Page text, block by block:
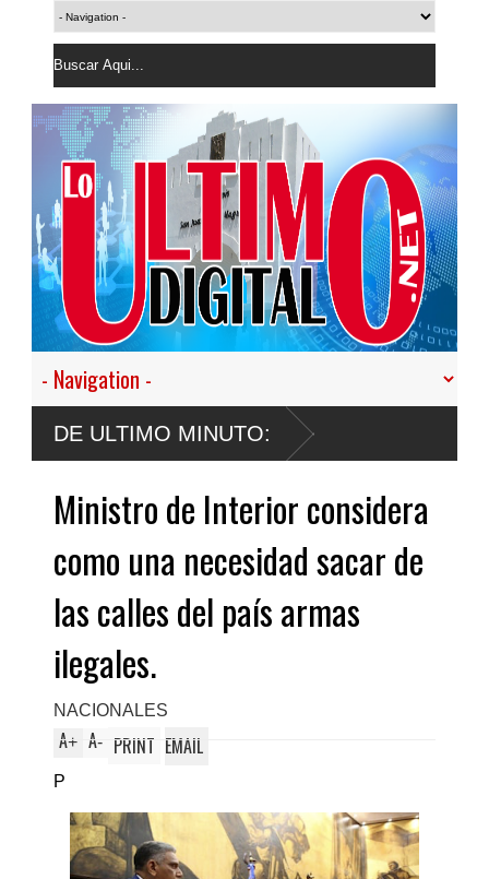
DE ULTIMO MINUTO:
Ministro de Interior considera
como una necesidad sacar de
las calles del país armas
ilegales.
NACIONALES
A+ A- PRINT EMAIL
P